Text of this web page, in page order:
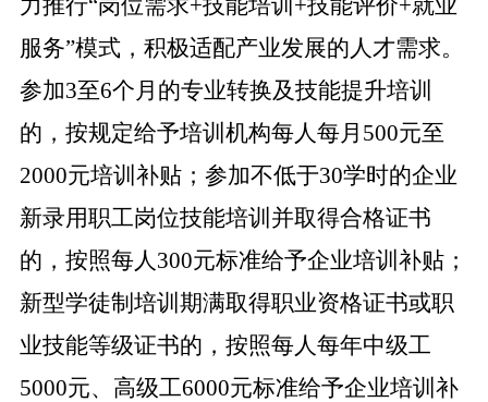
力推行“岗位需求+技能培训+技能评价+就业
服务”模式，积极适配产业发展的人才需求。
参加3至6个月的专业转换及技能提升培训
的，按规定给予培训机构每人每月500元至
2000元培训补贴；参加不低于30学时的企业
新录用职工岗位技能培训并取得合格证书
的，按照每人300元标准给予企业培训补贴；
新型学徒制培训期满取得职业资格证书或职
业技能等级证书的，按照每人每年中级工
5000元、高级工6000元标准给予企业培训补